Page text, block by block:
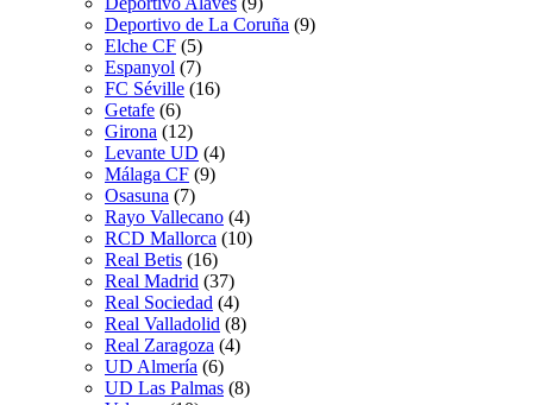
Deportivo de La Coruña (9)
Elche CF (5)
Espanyol (7)
FC Séville (16)
Getafe (6)
Girona (12)
Levante UD (4)
Málaga CF (9)
Osasuna (7)
Rayo Vallecano (4)
RCD Mallorca (10)
Real Betis (16)
Real Madrid (37)
Real Sociedad (4)
Real Valladolid (8)
Real Zaragoza (4)
UD Almería (6)
UD Las Palmas (8)